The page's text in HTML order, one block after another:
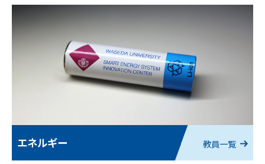
エネルギー 教員一覧